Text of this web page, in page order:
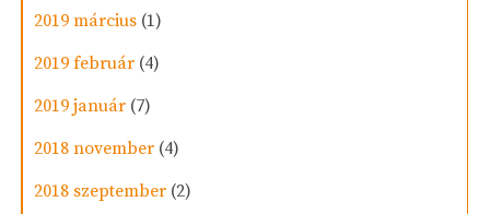
2019 március (1)
2019 február (4)
2019 január (7)
2018 november (4)
2018 szeptember (2)